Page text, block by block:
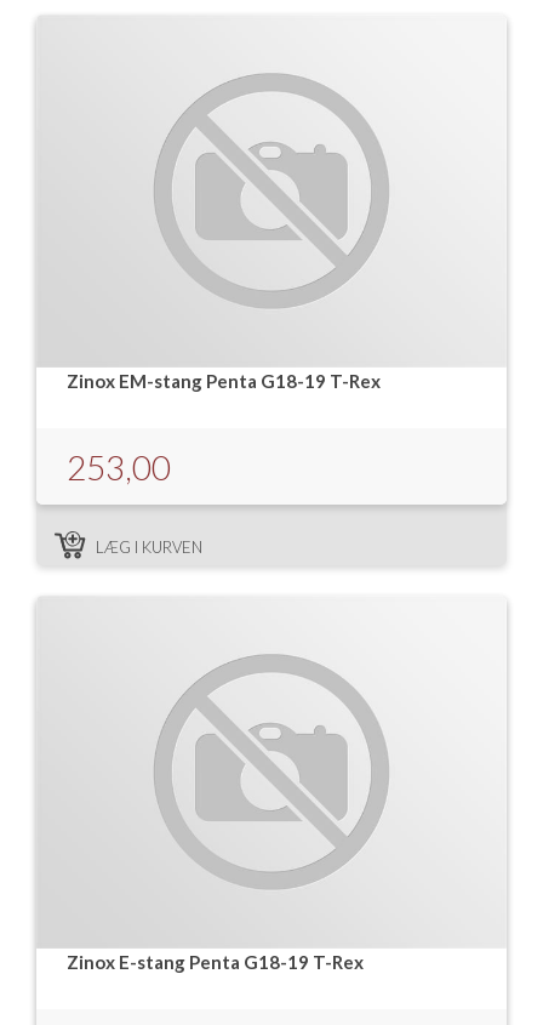
Zinox EM-stang Penta G18-19 T-Rex
253,00
LÆG I KURVEN
Zinox E-stang Penta G18-19 T-Rex